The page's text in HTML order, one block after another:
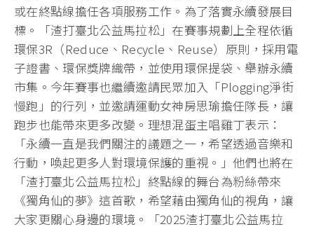
或在終點線擔任各項服務工作。為了落實永續發展目
標。「渣打臺北公益馬拉松」在賽事規劃上全程依循
環保3R（Reduce、Recycle、Reuse）原則，採用電
子證書、環保獎牌織帶，並使用環保提袋、舉辦永續
市集。今年賽事也繼續邀請民眾加入「Plogging淨街
慢跑」的行列，並邀請運動女神房思瑜擔任隊長，讓
跑步也能帶來更多改變。理想混蛋主唱雞丁表示：
「永續一直是我們關注的議題之一，希望透過音樂和
行動，喚起更多人對環境保護的重視。」他們也將在
「渣打臺北公益馬拉松」終點線的舞台為粉絲帶來
《獨角仙的夢》這首歌，希望藉由獨角仙的視角，讓
大家更關心身邊的環境。「2025渣打臺北公益馬拉